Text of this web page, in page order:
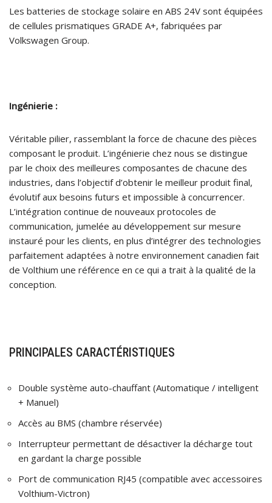
Les batteries de stockage solaire en ABS 24V sont équipées
de cellules prismatiques GRADE A+, fabriquées par
Volkswagen Group.
Ingénierie :
Véritable pilier, rassemblant la force de chacune des pièces
composant le produit. L’ingénierie chez nous se distingue
par le choix des meilleures composantes de chacune des
industries, dans l’objectif d’obtenir le meilleur produit final,
évolutif aux besoins futurs et impossible à concurrencer.
L’intégration continue de nouveaux protocoles de
communication, jumelée au développement sur mesure
instauré pour les clients, en plus d’intégrer des technologies
parfaitement adaptées à notre environnement canadien fait
de Volthium une référence en ce qui a trait à la qualité de la
conception.
PRINCIPALES CARACTÉRISTIQUES
Double système auto-chauffant (Automatique / intelligent
+ Manuel)
Accès au BMS (chambre réservée)
Interrupteur permettant de désactiver la décharge tout
en gardant la charge possible
Port de communication RJ45 (compatible avec accessoires
Volthium-Victron)